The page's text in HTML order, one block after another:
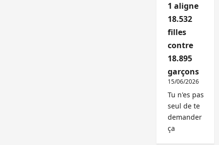
1 aligne
18.532
filles
contre
18.895
garçons
15/06/2026
Tu n'es pas
seul de te
demander
ça